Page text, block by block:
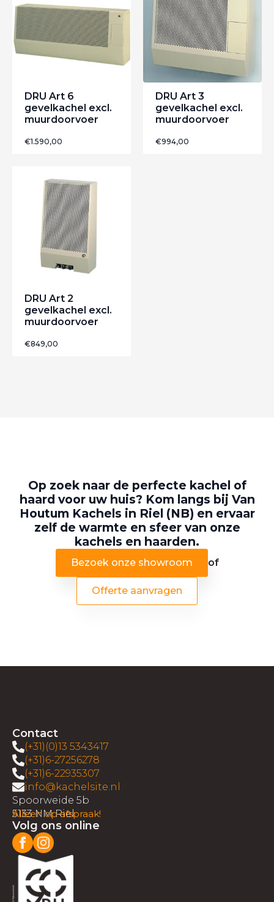
DRU Art 6
gevelkachel excl.
muurdoorvoer
€1.590,00
DRU Art 3
gevelkachel excl.
muurdoorvoer
€994,00
DRU Art 2
gevelkachel excl.
muurdoorvoer
€849,00
Op zoek naar de perfecte kachel of
haard voor uw huis? Kom langs bij Van
Houtum Kachels in Riel (NB) en ervaar
zelf de warmte en sfeer van onze
kachels en haarden.
Bezoek onze showroom of
Offerte aanvragen
Contact
(+31)(0)13 5343417
(+31)6-27256278
(+31)6-22935307
info@kachelsite.nl
Spoorweide 5b
5133 NM Riel
Alleen op afspraak!
Volg ons online